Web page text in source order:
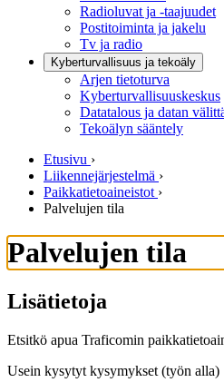
Radioluvat ja -taajuudet
Postitoiminta ja jakelu
Tv ja radio
Kyberturvallisuus ja tekoäly
Arjen tietoturva
Kyberturvallisuuskeskus
Datatalous ja datan
Tekoälyn sääntely
Etusivu ›
Liikennejärjestelmä ›
Paikkatietoaineistot ›
Palvelujen tila
Palvelujen tila
Lisätietoja
Etsitkö apua Traficomin
Usein kysytyt kysymykset (työn alla)